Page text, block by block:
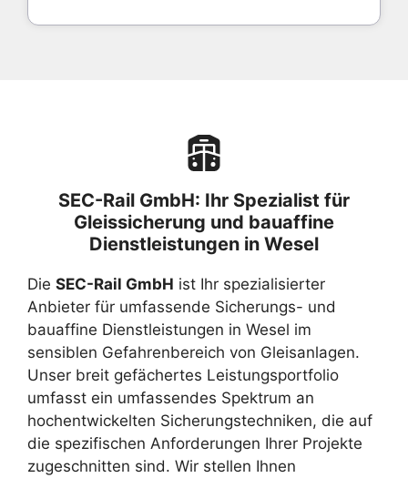
SEC-Rail GmbH: Ihr Spezialist für
Gleissicherung und bauaffine
Dienstleistungen in Wesel
Die SEC-Rail GmbH ist Ihr spezialisierter
Anbieter für umfassende Sicherungs- und
bauaffine Dienstleistungen in Wesel im
sensiblen Gefahrenbereich von Gleisanlagen.
Unser breit gefächertes Leistungsportfolio
umfasst ein umfassendes Spektrum an
hochentwickelten Sicherungstechniken, die auf
die spezifischen Anforderungen Ihrer Projekte
zugeschnitten sind. Wir stellen Ihnen